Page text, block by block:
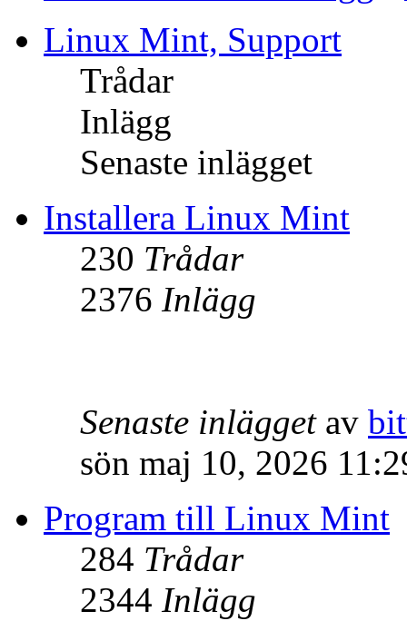
Linux Mint, Support
Trådar
Inlägg
Senaste inlägget
Installera Linux Mint
230 Trådar
2376 Inlägg
Senaste inläggetav
sön maj 10, 2026
Program till Linux Mint
284 Trådar
2344 Inlägg